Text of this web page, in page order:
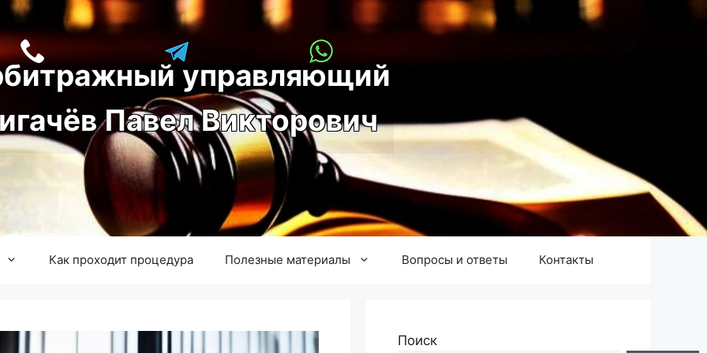
управляющий
игачёв Павел Викторович
Как проходит процедура Полезные материалы Вопросы и ответы Контакты
Поиск